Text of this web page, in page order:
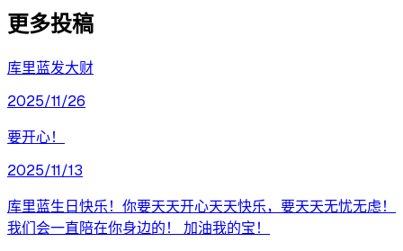
更多投稿
库里蓝发大财
2025/11/26
要开心！
2025/11/13
库里蓝生日快乐！你要天天开心天天快乐，要天天无忧无虑！
我们会一直陪在你身边的！ 加油我的宝！